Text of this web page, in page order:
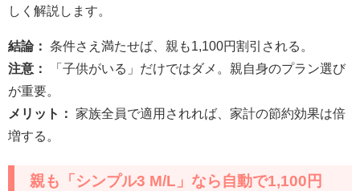
しく解説します。
結論：
条件さえ満たせば、親も1,100円割引される。
注意：
「子供がいる」だけではダメ。親自身のプラン選び
が重要。
メリット：
家族全員で適用されれば、家計の節約効果は倍
増する。
親も「シンプル3 M/L」なら自動で1,100円